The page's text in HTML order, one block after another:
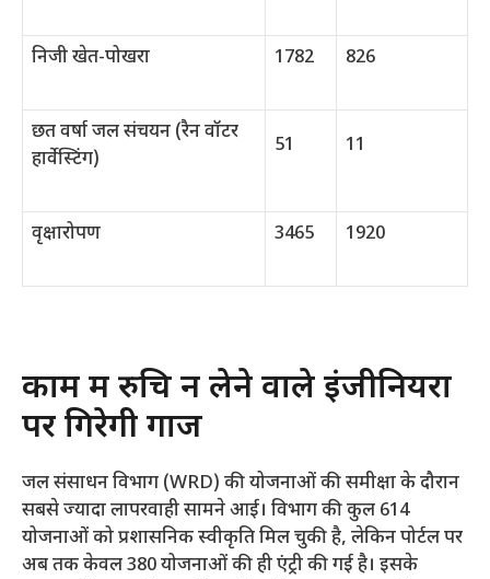
निजी खेत-पोखरा 1782 826
छत वर्षा जल संचयन (रैन वॉटर
हार्वेस्टिंग)
51 11
वृक्षारोपण 3465 1920
काम में रुचि न लेने वाले इंजीनियरों
पर गिरेगी गाज
​जल संसाधन विभाग (WRD) की योजनाओं की समीक्षा के दौरान
सबसे ज्यादा लापरवाही सामने आई। विभाग की कुल 614
योजनाओं को प्रशासनिक स्वीकृति मिल चुकी है, लेकिन पोर्टल पर
अब तक केवल 380 योजनाओं की ही एंट्री की गई है। इसके